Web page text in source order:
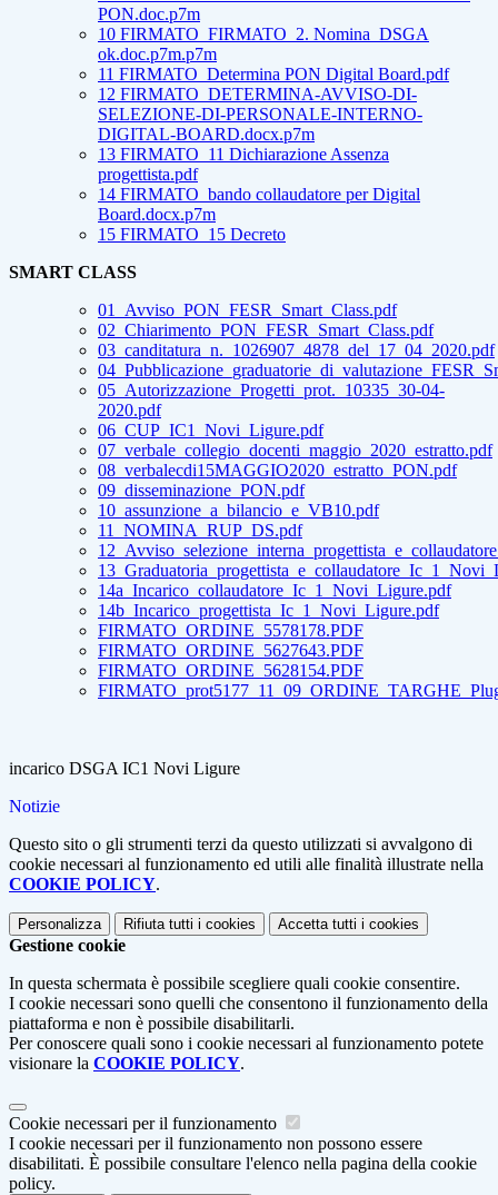
PON.doc.p7m
10 FIRMATO_FIRMATO_2. Nomina_DSGA
ok.doc.p7m.p7m
11 FIRMATO_Determina PON Digital Board.pdf
12 FIRMATO_DETERMINA-AVVISO-DI-
SELEZIONE-DI-PERSONALE-INTERNO-
DIGITAL-BOARD.docx.p7m
13 FIRMATO_11 Dichiarazione Assenza
progettista.pdf
14 FIRMATO_bando collaudatore per Digital
Board.docx.p7m
15 FIRMATO_15 Decreto
SMART CLASS
01_Avviso_PON_FESR_Smart_Class.pdf
02_Chiarimento_PON_FESR_Smart_Class.pdf
03_canditatura_n._1026907_4878_del_17_04_2020.pdf
05_Autorizzazione_Progetti_prot._10335_30-04-
2020.pdf
06_CUP_IC1_Novi_Ligure.pdf
07_verbale_collegio_docenti_maggio_2020_estratto.pdf
08_verbalecdi15MAGGIO2020_estratto_PON.pdf
09_disseminazione_PON.pdf
10_assunzione_a_bilancio_e_VB10.pdf
11_NOMINA_RUP_DS.pdf
14a_Incarico_collaudatore_Ic_1_Novi_Ligure.pdf
14b_Incarico_progettista_Ic_1_Novi_Ligure.pdf
FIRMATO_ORDINE_5578178.PDF
FIRMATO_ORDINE_5627643.PDF
FIRMATO_ORDINE_5628154.PDF
incarico DSGA IC1 Novi Ligure
Notizie
Questo sito o gli strumenti terzi da questo utilizzati si avvalgono di
cookie necessari al funzionamento ed utili alle finalità illustrate nella
COOKIE POLICY.
Personalizza Rifiuta tutti i cookies Accetta tutti i cookies
Gestione cookie
In questa schermata è possibile scegliere quali cookie consentire.
I cookie necessari sono quelli che consentono il funzionamento della
piattaforma e non è possibile disabilitarli.
Per conoscere quali sono i cookie necessari al funzionamento potete
visionare la COOKIE POLICY.
Cookie necessari per il funzionamento
I cookie necessari per il funzionamento non possono essere
disabilitati. È possibile consultare l'elenco nella pagina della cookie
policy.